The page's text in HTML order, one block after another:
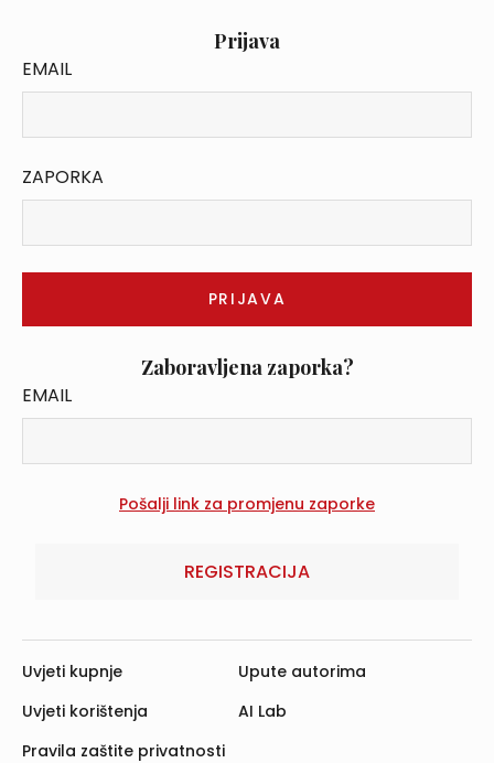
Prijava
EMAIL
ZAPORKA
Zaboravljena zaporka?
EMAIL
REGISTRACIJA
Uvjeti kupnje
Uvjeti korištenja
Pravila zaštite privatnosti
Upute autorima
AI Lab